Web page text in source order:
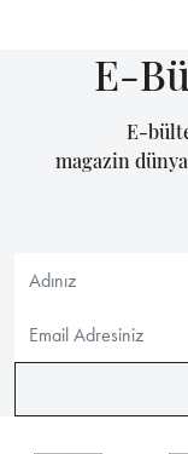
E-
E-
magazin